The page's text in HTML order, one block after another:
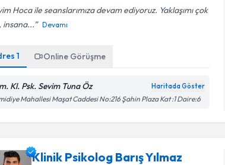
Hoca ile seanslarımıza devam ediyoruz. Yaklaşımı çok
insana...
Devamı
1 Online Görüşme
Kl. Psk. Sevim Tuna Öz Haritada Göster
Mahallesi Maşat Caddesi No:216 Şahin Plaza Kat :1 Daire:6
Klinik Psikolog Barış Yılmaz